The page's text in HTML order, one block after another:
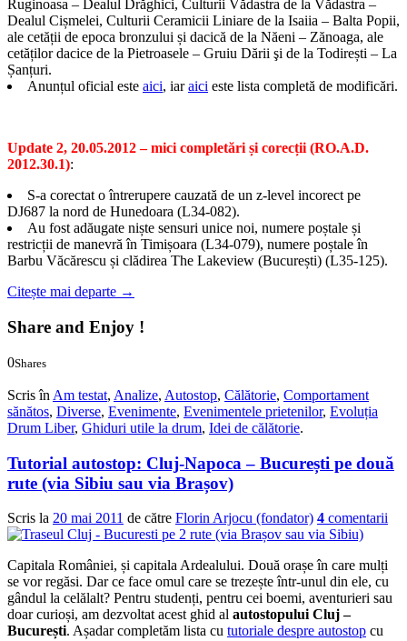
Ruginoasa – Dealul Drăghici, Culturii Vădastra de la Vădastra –
Dealul Cișmelei, Culturii Ceramicii Liniare de la Isaiia – Balta Popii,
ale cetății de epoca bronzului și dacică de la Năeni – Zănoaga, ale
cetăților dacice de la Pietroasele – Gruiu Dării şi de la Todirești – La
Șanțuri.
Anunțul oficial este aici, iaraici este lista completă de modificări.
Update 2, 20.05.2012 – mici completări și corecții (RO.A.D.
2012.30.1):
S-a corectat o întrerupere cauzată de un z-level incorect pe
DJ687 la nord de Hunedoara (L34-082).
Au fost adăugate niște sensuri unice noi, numere poștale și
restricții de manevră în Timișoara (L34-079), numere poștale în
Barbu Văcărescu și clădirea The Lakeview (București) (L35-125).
Citește mai departe→
Share and Enjoy !
0Shares
Scris înAm testat, Analize, Autostop, Călătorie, Comportament
sănătos, Diverse, Evenimente, Evenimentele prietenilor, Evoluția
Drum Liber, Ghiduri utile la drum, Idei de călătorie.
Tutorial autostop: Cluj-Napoca – București pe două
rute (via Sibiu sau via Brașov)
Scris la 20 mai 2011 de către Florin Arjocu (fondator) 4 comentarii
Capitala României, și capitala Ardealului. Două orașe în care mulți
se vor regăsi. Dar ce face omul care se trezește într-unul din ele, cu
gândul la celălalt? Pentru studenți, pentru cei boemi, aventurieri sau
doar curioși, am dezvoltat acest ghid al autostopului Cluj –
București. Așadar completăm lista cu tutoriale despre autostop cu